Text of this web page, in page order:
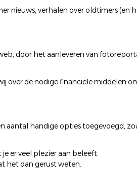
nieuws, verhalen over oldtimers (en
door het aanleveren van
over de nodige financiële middelen
aantal handige opties toegevoegd,
er veel plezier aan beleeft.
het dan gerust weten.